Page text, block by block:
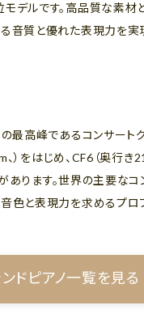
デルです。高品質な素材
音質と優れた表現力を実
最高峰であるコンサート
）をはじめ、CF6（奥行き
あります。世界の主要な
色と表現力を求めるプロ
ドピアノ一覧を見る